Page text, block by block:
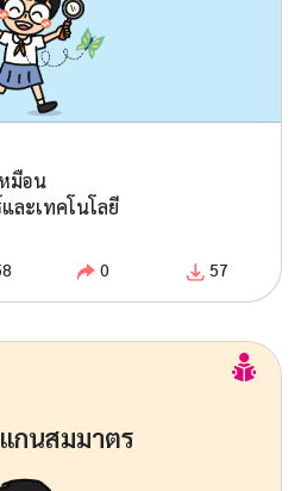
มือน
ละเทคโนโลยี
0 57
กนสมมาตร